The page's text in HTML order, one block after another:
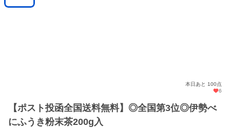
本日あと 100点
6
【ポスト投函全国送料無料】◎全国第3位◎伊勢べ
にふうき粉末茶200g入